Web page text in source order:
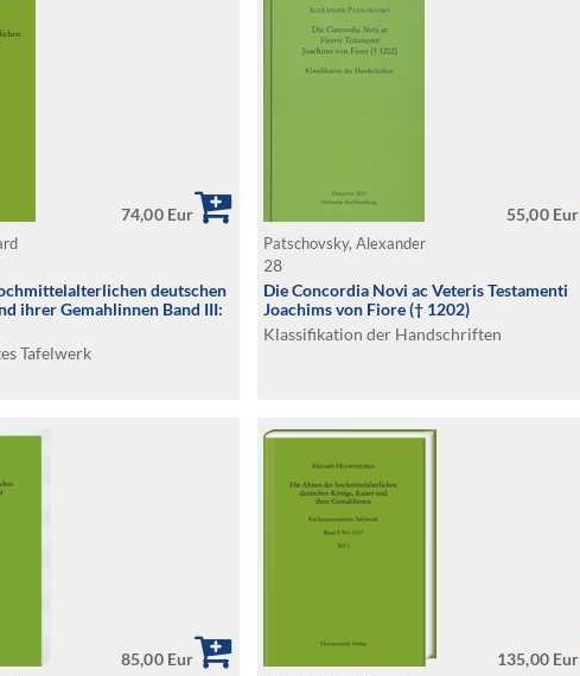
74,00 Eur
deutschen
ihrer Gemahlinnen Band III:
Tafelwerk
55,00 Eur
Patschovsky, Alexander
28
Die Concordia Novi ac Veteris Testamenti
Joachims von Fiore († 1202)
Klassifikation der Handschriften
85,00 Eur 135,00 Eur